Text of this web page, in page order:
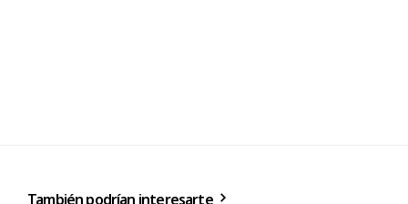
También podrían interesarte